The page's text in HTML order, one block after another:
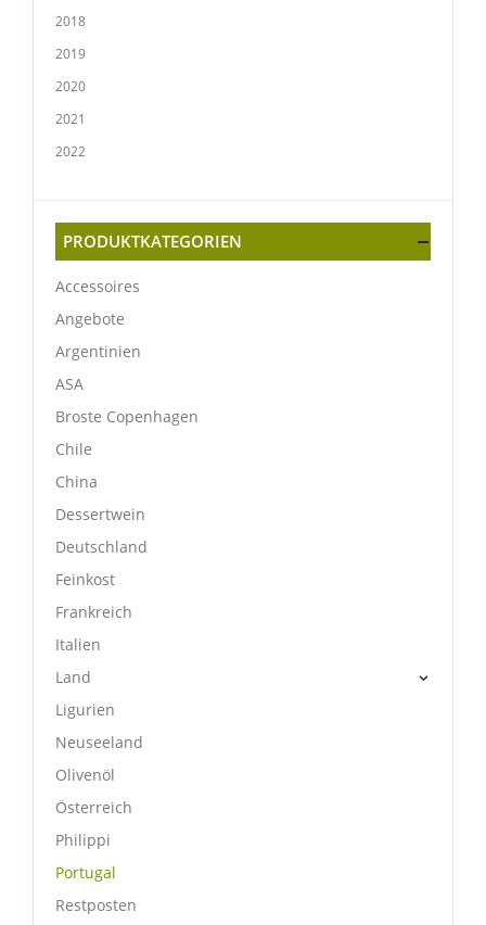
2018
2019
2020
2021
2022
PRODUKTKATEGORIEN
Accessoires
Angebote
Argentinien
ASA
Broste Copenhagen
Chile
China
Dessertwein
Deutschland
Feinkost
Frankreich
Italien
Land
Ligurien
Neuseeland
Olivenöl
Österreich
Philippi
Portugal
Restposten